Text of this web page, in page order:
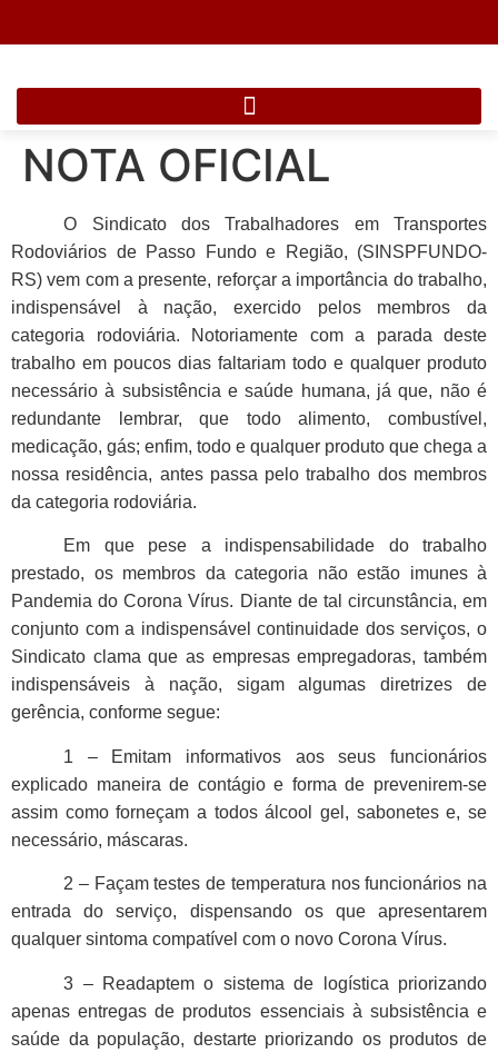
NOTA OFICIAL
O Sindicato dos Trabalhadores em Transportes
Rodoviários de Passo Fundo e Região, (SINSPFUNDO-
RS) vem com a presente, reforçar a importância do trabalho,
indispensável à nação, exercido pelos membros da
categoria rodoviária. Notoriamente com a parada deste
trabalho em poucos dias faltariam todo e qualquer produto
necessário à subsistência e saúde humana, já que, não é
redundante lembrar, que todo alimento, combustível,
medicação, gás; enfim, todo e qualquer produto que chega a
nossa residência, antes passa pelo trabalho dos membros
da categoria rodoviária.
Em que pese a indispensabilidade do trabalho
prestado, os membros da categoria não estão imunes à
Pandemia do Corona Vírus. Diante de tal circunstância, em
conjunto com a indispensável continuidade dos serviços, o
Sindicato clama que as empresas empregadoras, também
indispensáveis à nação, sigam algumas diretrizes de
gerência, conforme segue:
1 – Emitam informativos aos seus funcionários
explicado maneira de contágio e forma de prevenirem-se
assim como forneçam a todos álcool gel, sabonetes e, se
necessário, máscaras.
2 – Façam testes de temperatura nos funcionários na
entrada do serviço, dispensando os que apresentarem
qualquer sintoma compatível com o novo Corona Vírus.
3 – Readaptem o sistema de logística priorizando
apenas entregas de produtos essenciais à subsistência e
saúde da população, destarte priorizando os produtos de